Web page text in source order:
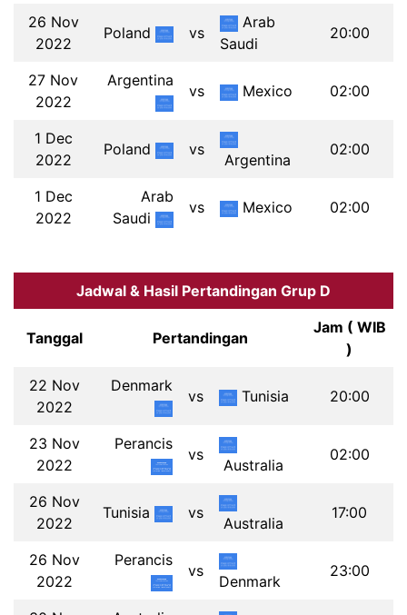
26 Nov
2022
Poland vs
Arab
Saudi
20:00
27 Nov
2022
Argentina
vs Mexico 02:00
1 Dec
2022
Poland vs
Argentina
02:00
1 Dec
2022
Arab
Saudi
vs Mexico 02:00
Jadwal & Hasil Pertandingan Grup D
Tanggal Pertandingan
Jam ( WIB
)
22 Nov
2022
Denmark
vs Tunisia 20:00
23 Nov
2022
Perancis
vs
Australia
02:00
26 Nov
2022
Tunisia vs
Australia
17:00
26 Nov
2022
Perancis
vs
Denmark
23:00